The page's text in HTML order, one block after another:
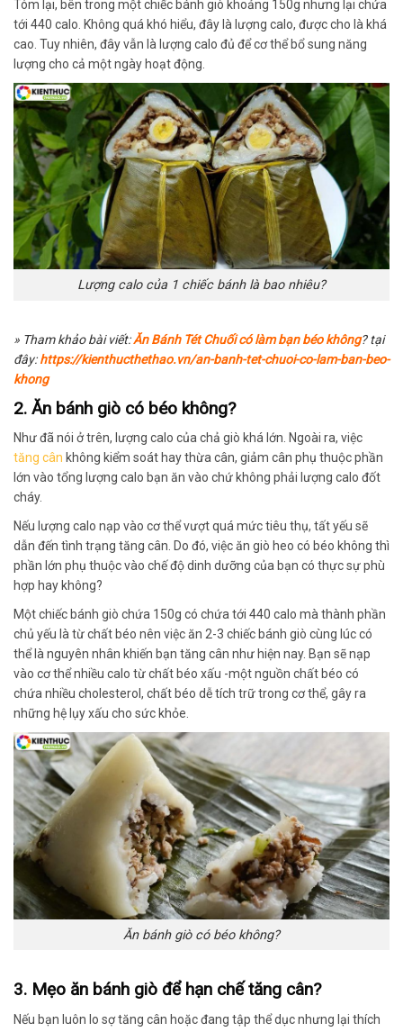
Tóm lại, bên trong một chiếc bánh giò khoảng 150g nhưng lại chứa
tới 440 calo. Không quá khó hiểu, đây là lượng calo, được cho là khá
cao. Tuy nhiên, đây vẫn là lượng calo đủ để cơ thể bổ sung năng
lượng cho cả một ngày hoạt động.
Lượng calo của 1 chiếc bánh là bao nhiêu?
» Tham khảo bài viết:Ăn Bánh Tét Chuối có làm bạn béo không? tại
đây:https://kienthucthethao.vn/an-banh-tet-chuoi-co-lam-ban-beo-
khong
2. Ăn bánh giò có béo không?
Như đã nói ở trên, lượng calo của chả giò khá lớn. Ngoài ra, việc
tăng cân không kiểm soát hay thừa cân, giảm cân phụ thuộc phần
lớn vào tổng lượng calo bạn ăn vào chứ không phải lượng calo đốt
cháy.
Nếu lượng calo nạp vào cơ thể vượt quá mức tiêu thụ, tất yếu sẽ
dẫn đến tình trạng tăng cân. Do đó, việc ăn giò heo có béo không thì
phần lớn phụ thuộc vào chế độ dinh dưỡng của bạn có thực sự phù
hợp hay không?
Một chiếc bánh giò chứa 150g có chứa tới 440 calo mà thành phần
chủ yếu là từ chất béo nên việc ăn 2-3 chiếc bánh giò cùng lúc có
thể là nguyên nhân khiến bạn tăng cân như hiện nay. Bạn sẽ nạp
vào cơ thể nhiều calo từ chất béo xấu -một nguồn chất béo có
chứa nhiều cholesterol, chất béo dễ tích trữ trong cơ thể, gây ra
những hệ lụy xấu cho sức khỏe.
Ăn bánh giò có béo không?
3. Mẹo ăn bánh giò để hạn chế tăng cân?
Nếu bạn luôn lo sợ tăng cân hoặc đang tập thể dục nhưng lại thích